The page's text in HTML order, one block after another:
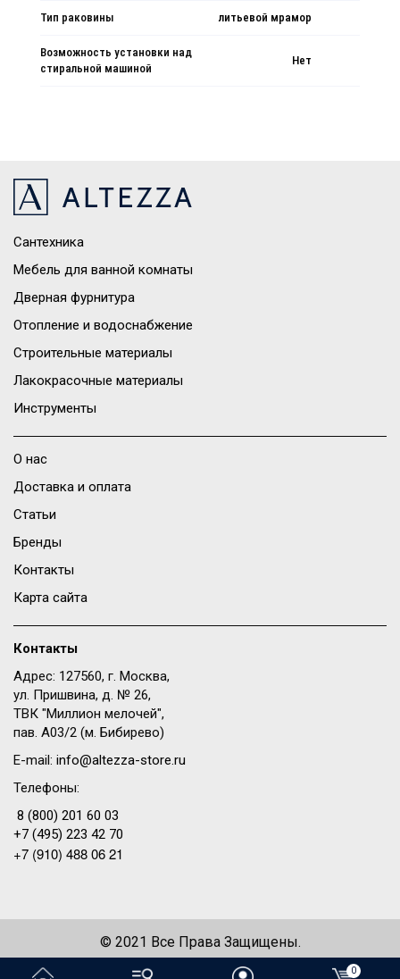
Тип раковины литьевой мрамор
Возможность установки над
стиральной машиной
Нет
Сантехника
Мебель для ванной комнаты
Дверная фурнитура
Отопление и водоснабжение
Строительные материалы
Лакокрасочные материалы
Инструменты
О нас
Доставка и оплата
Статьи
Бренды
Контакты
Карта сайта
Контакты
Адрес: 127560, г. Москва,
ул. Пришвина, д. № 26,
ТВК "Миллион мелочей",
пав. A03/2 (м. Бибирево)
E-mail: info@altezza-store.ru
Телефоны:
8 (800) 201 60 03
+7 (495) 223 42 70
+7 (910) 488 06 21
© 2021 Все Права Защищены.
Создание сайта —WeDo 0